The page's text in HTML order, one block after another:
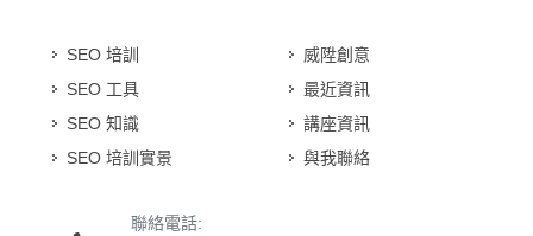
SEO 培訓
SEO 工具
SEO 知識
SEO 培訓實景
威陞創意
最近資訊
講座資訊
與我聯絡
聯絡電話: